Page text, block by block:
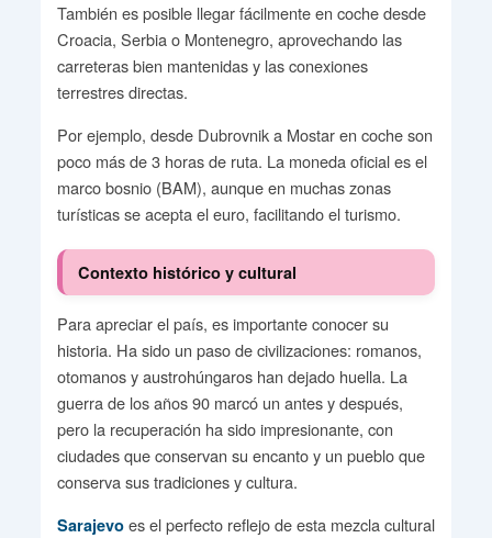
También es posible llegar fácilmente en coche desde
Croacia, Serbia o Montenegro, aprovechando las
carreteras bien mantenidas y las conexiones
terrestres directas.
Por ejemplo, desde Dubrovnik a Mostar en coche son
poco más de 3 horas de ruta. La moneda oficial es el
marco bosnio (BAM), aunque en muchas zonas
turísticas se acepta el euro, facilitando el turismo.
Contexto histórico y cultural
Para apreciar el país, es importante conocer su
historia. Ha sido un paso de civilizaciones: romanos,
otomanos y austrohúngaros han dejado huella. La
guerra de los años 90 marcó un antes y después,
pero la recuperación ha sido impresionante, con
ciudades que conservan su encanto y un pueblo que
conserva sus tradiciones y cultura.
Sarajevoes el perfecto reflejo de esta mezcla cultural